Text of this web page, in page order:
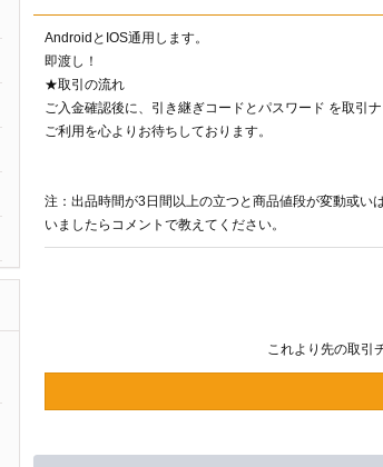
AndroidとIOS通用します。
即渡し！
★取引の流れ
ご入金確認後に、引き継ぎコードとパスワード を取引ナ
ご利用を心よりお待ちしております。
注：出品時間が3日間以上の立つと商品値段が変動或い
いましたらコメントで教えてください。
これより先の取引